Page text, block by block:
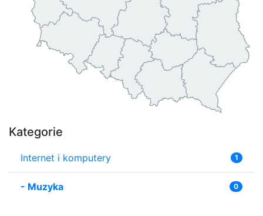
Kategorie
Internet i komputery 1
- Muzyka 0